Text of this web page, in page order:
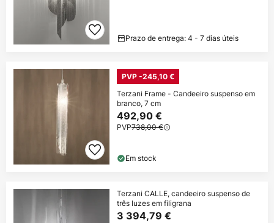
Prazo de entrega: 4 - 7 dias úteis
PVP -245,10 €
Terzani Frame - Candeeiro suspenso em
branco, 7 cm
492,90 €
PVP738,00 €
Em stock
Terzani CALLE, candeeiro suspenso de
três luzes em filigrana
3 394,79 €